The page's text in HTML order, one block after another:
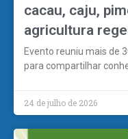
cacau, caju,
agricultura
Evento reuniu mais de
para compartilhar
24 de julho de 2026